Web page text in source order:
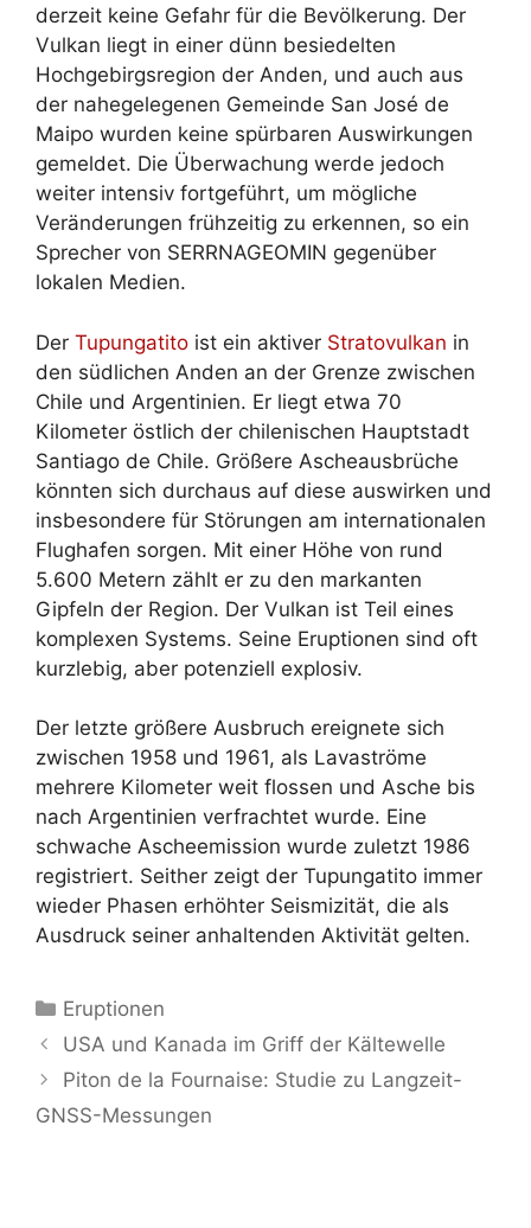
derzeit keine Gefahr für die Bevölkerung. Der
Vulkan liegt in einer dünn besiedelten
Hochgebirgsregion der Anden, und auch aus
der nahegelegenen Gemeinde San José de
Maipo wurden keine spürbaren Auswirkungen
gemeldet. Die Überwachung werde jedoch
weiter intensiv fortgeführt, um mögliche
Veränderungen frühzeitig zu erkennen, so ein
Sprecher von SERRNAGEOMIN gegenüber
lokalen Medien.
Der Tupungatito ist ein aktiver Stratovulkan in
den südlichen Anden an der Grenze zwischen
Chile und Argentinien. Er liegt etwa 70
Kilometer östlich der chilenischen Hauptstadt
Santiago de Chile. Größere Ascheausbrüche
könnten sich durchaus auf diese auswirken und
insbesondere für Störungen am internationalen
Flughafen sorgen. Mit einer Höhe von rund
5.600 Metern zählt er zu den markanten
Gipfeln der Region. Der Vulkan ist Teil eines
komplexen Systems. Seine Eruptionen sind oft
kurzlebig, aber potenziell explosiv.
Der letzte größere Ausbruch ereignete sich
zwischen 1958 und 1961, als Lavaströme
mehrere Kilometer weit flossen und Asche bis
nach Argentinien verfrachtet wurde. Eine
schwache Ascheemission wurde zuletzt 1986
registriert. Seither zeigt der Tupungatito immer
wieder Phasen erhöhter Seismizität, die als
Ausdruck seiner anhaltenden Aktivität gelten.
Kategorien
Eruptionen
USA und Kanada im Griff der Kältewelle
Piton de la Fournaise: Studie zu Langzeit-
GNSS-Messungen